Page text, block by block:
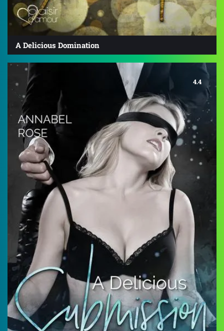
A Delicious Domination
4.4